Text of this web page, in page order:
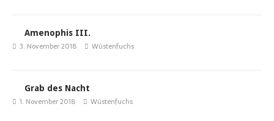
Amenophis III.
3. November 2018 Wüstenfuchs
Grab des Nacht
1. November 2018 Wüstenfuchs